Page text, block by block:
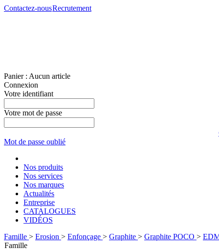
Contactez-nousRecrutement
Panier : Aucun article
Connexion
Votre identifiant
Votre mot de passe
Mot de passe oublié
Nos produits
Nos services
Nos marques
Actualités
Entreprise
CATALOGUES
VIDÉOS
Famille > Erosion > Enfonçage > Graphite > Graphite POCO >
Famille